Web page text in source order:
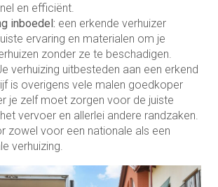
en efficiënt.
inboedel: een erkende verhuizer
ervaring en materialen om je
zonder ze te beschadigen.
verhuizing uitbesteden aan een erkend
is overigens vele malen goedkoper
je zelf moet zorgen voor de juiste
vervoer en allerlei andere randzaken.
zowel voor een nationale als een
verhuizing.